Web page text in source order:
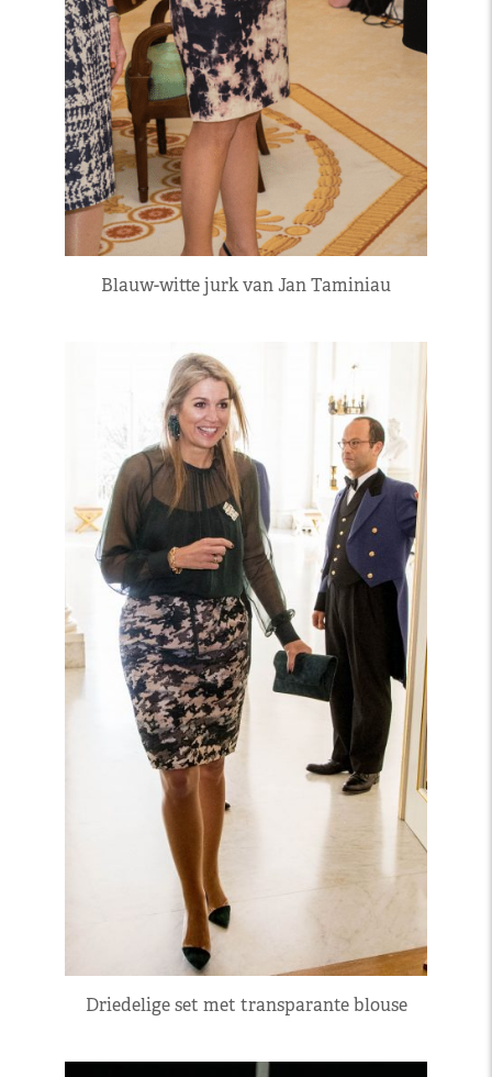
Blauw-witte jurk van Jan Taminiau
Driedelige set met transparante blouse